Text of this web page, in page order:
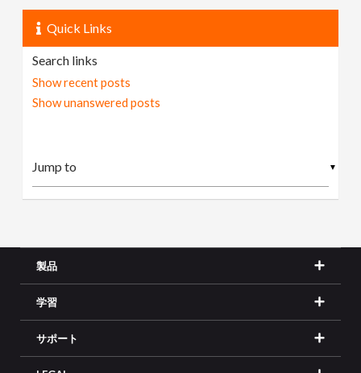
Quick Links
Search links
Show recent posts
Show unanswered posts
▼
製品
学習
サポート